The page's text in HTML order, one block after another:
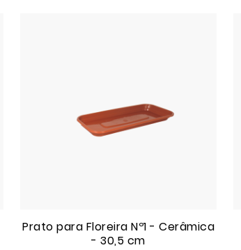
Prato para Floreira Nº1 - Cerâmica
- 30,5 cm